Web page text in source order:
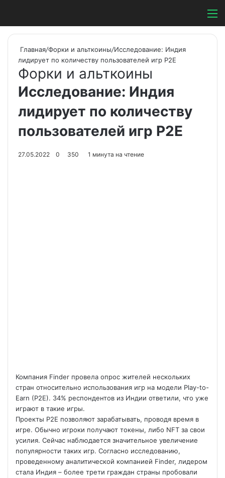
Switch skin
Главная/Форки и альткоины/Исследование: Индия
лидирует по количеству пользователей игр P2E
Форки и альткоины
Исследование: Индия
лидирует по количеству
пользователей игр P2E
27.05.2022 0 350 1 минута на чтение
Компания Finder провела опрос жителей нескольких
стран относительно использования игр на модели Play-to-
Earn (P2E). 34% респондентов из Индии ответили, что уже
играют в такие игры.
Проекты P2E позволяют зарабатывать, проводя время в
игре. Обычно игроки получают токены, либо NFT за свои
усилия. Сейчас наблюдается значительное увеличение
популярности таких игр. Согласно исследованию,
проведенному аналитической компанией Finder, лидером
стала Индия – более трети граждан страны пробовали